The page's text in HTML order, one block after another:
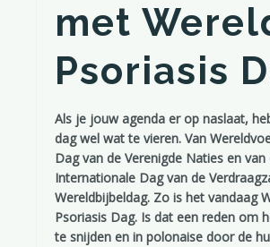
met
Psoriasis
Als je jouw agenda er op naslaat,
dag wel wat te vieren. Van
Dag van de Verenigde Naties en van
Internationale Dag van de
Wereldbijbeldag. Zo is het vandaag
Psoriasis Dag. Is dat een reden om
te snijden en in polonaise door de